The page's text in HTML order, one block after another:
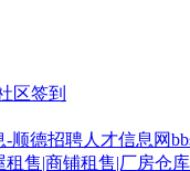
区签到
顺德招聘人才信息网
售|商铺租售|厂房仓